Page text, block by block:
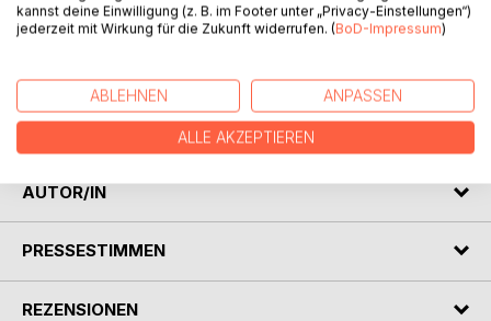
auch eine ehrliche Entscheidungshilfe für Familien, die
überlegen, ob Kaninchen wirklich zu ihnen passen.
Mit Kaninchen-Führerschein, Ausmalseite und vielen
kindgerecht erklärten Alltagssituationen rund um Mister
Hummel und Walburga.
AUTOR/IN
PRESSESTIMMEN
REZENSIONEN
kannst deine Einwilligung (z. B. im Footer unter „Privacy-Einstellungen“)
jederzeit mit Wirkung für die Zukunft widerrufen. (BoD-Impressum)
ABLEHNEN ANPASSEN
ALLE AKZEPTIEREN